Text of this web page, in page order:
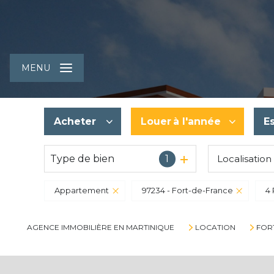
MENU
Acheter
De l'ancien
Louer à l'année
à l'année
Type de bien 1 Localisation
Appartement 97234 - Fort-de-France 4
AGENCE IMMOBILIÈRE EN MARTINIQUE LOCATION